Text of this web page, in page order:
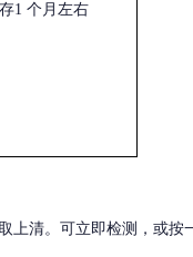
1 个月左右
上清。可立即检测，或按